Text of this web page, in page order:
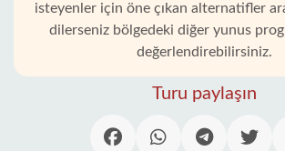
isteyenler için öne çıkan alternatifler
dilerseniz bölgedeki diğer yunus
değerlendirebilirsiniz.
Turu paylaşın